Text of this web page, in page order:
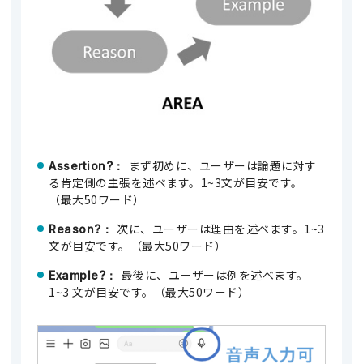
Assertion?：
まず初めに、ユーザーは論題に対す
る肯定側の主張を述べます。1~3文が目安です。
（最大50ワード）
Reason?： 次に、ユーザーは理由を述べます。1~3
文が目安です。（最大50ワード）
Example?：
最後に、ユーザーは例を述べます。
1~3 文が目安です。（最大50ワード）